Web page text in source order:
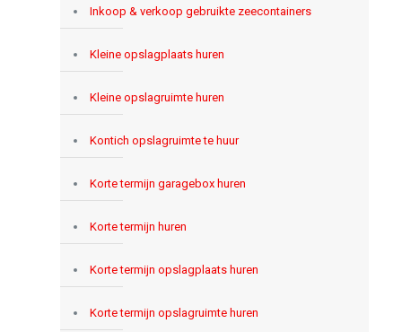
Inkoop & verkoop gebruikte zeecontainers
Kleine opslagplaats huren
Kleine opslagruimte huren
Kontich opslagruimte te huur
Korte termijn garagebox huren
Korte termijn huren
Korte termijn opslagplaats huren
Korte termijn opslagruimte huren